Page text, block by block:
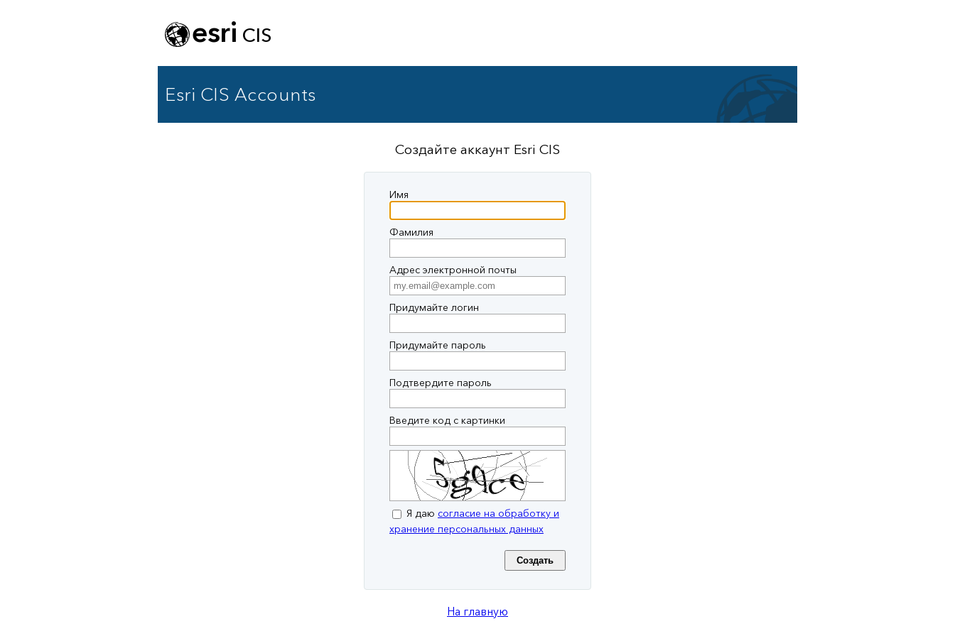
esri CIS
Esri CIS Accounts
Создайте аккаунт Esri CIS
Имя
Фамилия
Адрес электронной почты
Придумайте логин
Придумайте пароль
Подтвердите пароль
Введите код с картинки
Я даю согласие на обработку и
хранение персональных данных
На главную